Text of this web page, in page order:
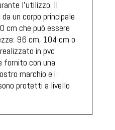
l'utilizzo. Il
un corpo principale
cm che può essere
96 cm, 104 cm o
in pvc
fornito con una
marchio e i
protetti a livello